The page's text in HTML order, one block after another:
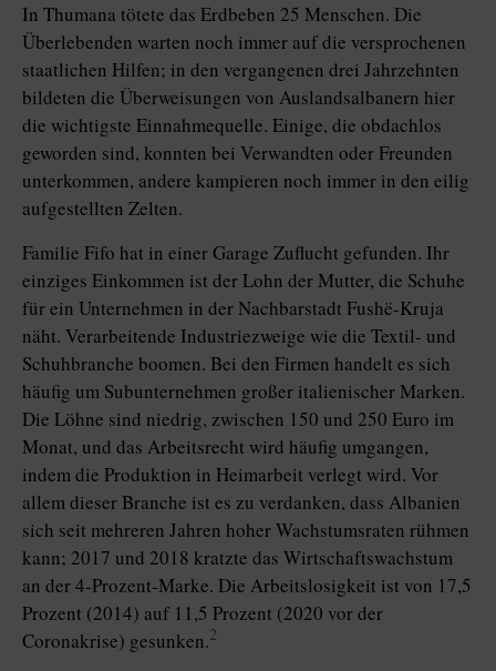
In Thumana tötete das Erdbeben 25 Menschen. Die
Überlebenden warten noch immer auf die versprochenen
staatlichen Hilfen; in den vergangenen drei Jahrzehnten
bildeten die Überweisungen von Auslandsalbanern hier
die wichtigste Einnahmequelle. Einige, die obdachlos
geworden sind, konnten bei Verwandten oder Freunden
unterkommen, andere kampieren noch immer in den eilig
aufgestellten Zelten.
Familie Fifo hat in einer Garage Zuflucht gefunden. Ihr
einziges Einkommen ist der Lohn der Mutter, die Schuhe
für ein Unternehmen in der Nachbarstadt Fushë-Kruja
näht. Verarbeitende Industriezweige wie die Textil- und
Schuhbranche boomen. Bei den Firmen handelt es sich
häufig um Subunternehmen großer italienischer Marken.
Die Löhne sind niedrig, zwischen 150 und 250 Euro im
Monat, und das Arbeitsrecht wird häufig umgangen,
indem die Produktion in Heimarbeit verlegt wird. Vor
allem dieser Branche ist es zu verdanken, dass Albanien
sich seit mehreren Jahren hoher Wachstumsraten rühmen
kann; 2017 und 2018 kratzte das Wirtschaftswachstum
an der 4-Prozent-Marke. Die Arbeitslosigkeit ist von 17,5
Prozent (2014) auf 11,5 Prozent (2020 vor der
Coronakrise) gesunken.2